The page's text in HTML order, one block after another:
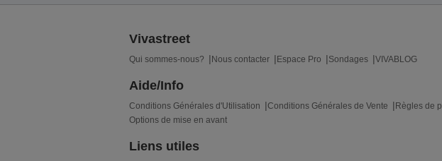
Vivastreet
Qui sommes-nous? Nous contacter Espace Pro Sondages VIVABLOG
Aide/Info
Conditions Générales d'Utilisation Conditions Générales de Vente Règles de
Options de mise en avant
Liens utiles